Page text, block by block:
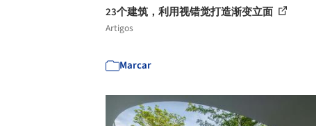
23个建筑，利用视错觉打造渐变立面
Artigos
Marcar